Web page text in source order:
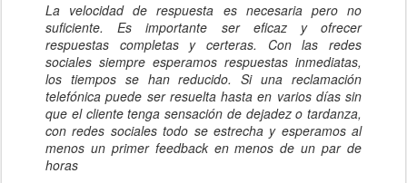
La velocidad de respuesta es necesaria pero no
suficiente. Es importante ser eficaz y ofrecer
respuestas completas y certeras. Con las redes
sociales siempre esperamos respuestas inmediatas,
los tiempos se han reducido. Si una reclamación
telefónica puede ser resuelta hasta en varios días sin
que el cliente tenga sensación de dejadez o tardanza,
con redes sociales todo se estrecha y esperamos al
menos un primer feedback en menos de un par de
horas